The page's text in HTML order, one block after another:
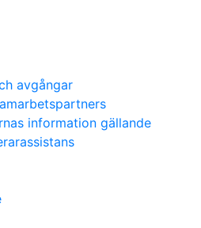
avgångar
information gällande